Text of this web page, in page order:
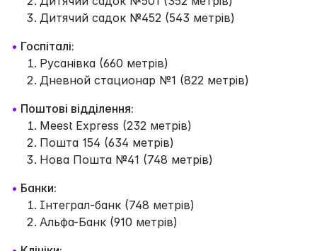
Дитячий садок №452 (543 метрів)
• Госпіталі:
Русанівка (660 метрів)
Дневной стационар №1 (822 метрів)
• Поштові відділення:
Meest Express (232 метрів)
Пошта 154 (634 метрів)
Нова Пошта №41 (748 метрів)
• Банки:
Інтеграл-банк (748 метрів)
Альфа-Банк (910 метрів)